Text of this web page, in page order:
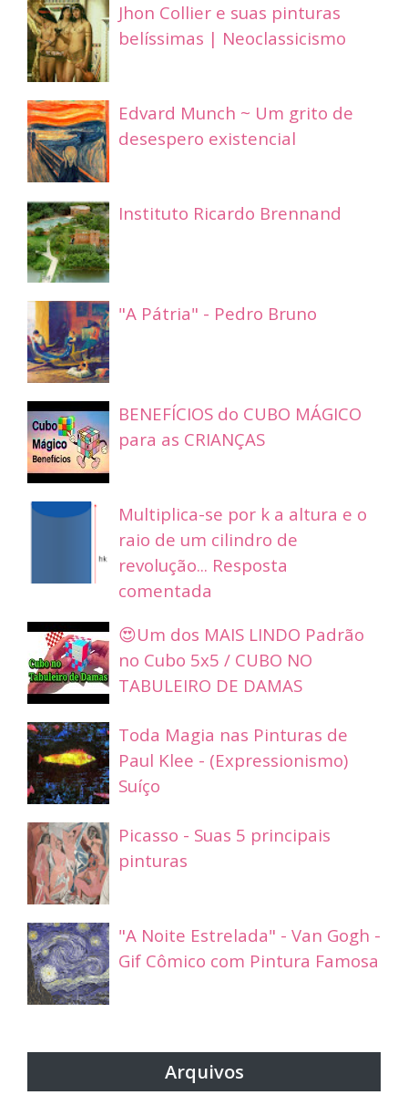
Jhon Collier e suas pinturas
belíssimas | Neoclassicismo
Edvard Munch ~ Um grito de
desespero existencial
Instituto Ricardo Brennand
"A Pátria" - Pedro Bruno
BENEFÍCIOS do CUBO MÁGICO
para as CRIANÇAS
Multiplica-se por k a altura e o
raio de um cilindro de
revolução... Resposta
comentada
😍Um dos MAIS LINDO Padrão
no Cubo 5x5 / CUBO NO
TABULEIRO DE DAMAS
Toda Magia nas Pinturas de
Paul Klee - (Expressionismo)
Suíço
Picasso - Suas 5 principais
pinturas
"A Noite Estrelada" - Van Gogh -
Gif Cômico com Pintura Famosa
Arquivos